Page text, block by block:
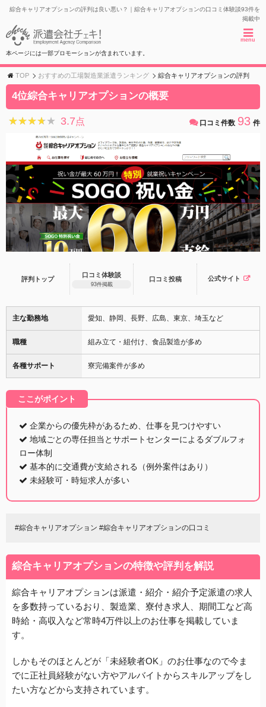
綜合キャリアオプションの評判は良い悪い？｜綜合キャリアオプションの口コミ体験談93件を
掲載中
menu
本ページには一部プロモーションが含まれています。
TOP おすすめの工場製造業派遣ランキング 綜合キャリアオプションの評判
4位綜合キャリアオプションの概要
★★★★★
★★★★★ 3.7点 口コミ件数 93 件
評判トップ
口コミ体験談
93件掲載
口コミ 投稿 公式サイト
主な勤務地 愛知、静岡、長野、広島、東京、埼玉など
職種 組み立て・組付け、食品製造が多め
各種サポート 寮完備案件が多め
ここがポイント
企業からの優先枠があるため、仕事を見つけやすい
地域ごとの専任担当とサポートセンターによるダブルフォ
ロー体制
基本的に交通費が支給される（例外案件はあり）
未経験可・時短求人が多い
#綜合キャリアオプション #綜合キャリアオプションの口コミ
綜合キャリアオプションの特徴や評判を解説
綜合キャリアオプションは派遣・紹介・紹介予定派遣の求人
を多数持っているおり、製造業、寮付き求人、期間工など高
時給・高収入など常時4万件以上のお仕事を掲載していま
す。
しかもそのほとんどが「未経験者OK」のお仕事なので今ま
でに正社員経験がない方やアルバイトからスキルアップをし
たい方などから支持されています。